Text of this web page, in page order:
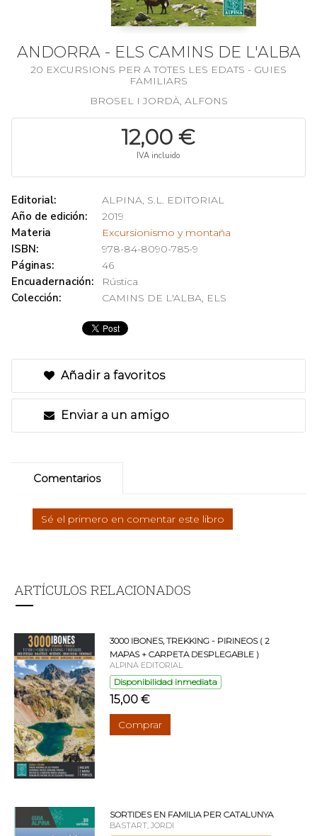
ANDORRA - ELS CAMINS DE L'ALBA
20 EXCURSIONS PER A TOTES LES EDATS - GUIES
FAMILIARS
BROSEL I JORDÀ, ALFONS
12,00 €
IVA incluido
Editorial: ALPINA, S.L. EDITORIAL
Año de edición: 2019
Materia Excursionismo y montaña
ISBN: 978-84-8090-785-9
Páginas: 46
Encuadernación: Rústica
Colección: CAMINS DE L'ALBA, ELS
Añadir a favoritos
Enviar a un amigo
Comentarios
Sé el primero en comentar este libro
ARTÍCULOS RELACIONADOS
3000 IBONES, TREKKING - PIRINEOS ( 2
MAPAS + CARPETA DESPLEGABLE )
ALPINA EDITORIAL
Disponibilidad inmediata
15,00 €
Comprar
SORTIDES EN FAMILIA PER CATALUNYA
BASTART, JORDI